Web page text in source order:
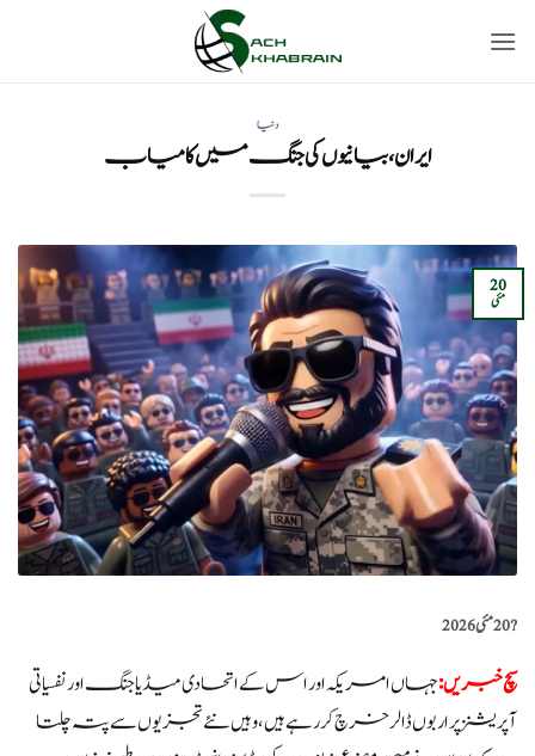
دنیا
ایران، بیانیوں کی جنگ میں کامیاب
20
مئی
?️20 مئی 2026
سچ خبریں:جہاں امریکہ اور اس کے اتحادی میڈیا جنگ اور نفسیاتی
آپریشنز پر اربوں ڈالر خرچ کر رہے ہیں، وہیں نئے تجزیوں سے پتہ چلتا